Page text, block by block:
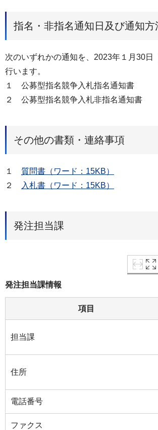
指名・非指名通知日及び通知方
次のいずれかの通知を、2023年１月30日
行います。
１ 公募型指名競争入札指名通知書
２ 公募型指名競争入札非指名通知書
その他の書類・連絡事項
１ 質問書（ワード：15KB）
２
入札書（ワード：15KB）
発注担当課
発注担当課情報
項目
担当課
住所
電話番号
ファクス